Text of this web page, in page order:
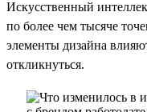
Искусственный
по более чем тысяче
элементы дизайна
откликнуться.